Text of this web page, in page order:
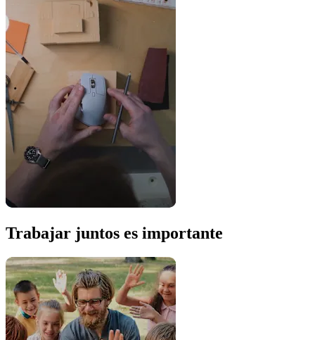
Trabajar juntos es importante